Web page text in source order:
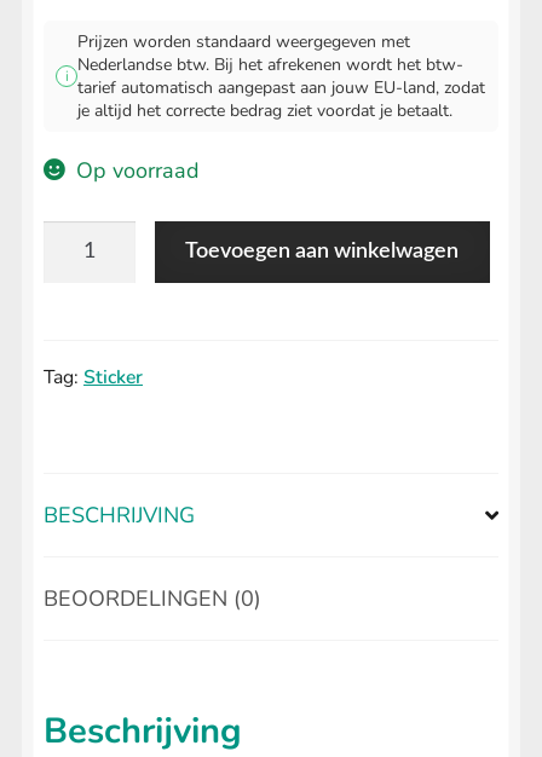
i
Prijzen worden standaard weergegeven met
Nederlandse btw. Bij het afrekenen wordt het btw-
tarief automatisch aangepast aan jouw EU-land, zodat
je altijd het correcte bedrag ziet voordat je betaalt.
Op voorraad
Magie
aantal
Toevoegen aan winkelwagen
Tag: Sticker
BESCHRIJVING
BEOORDELINGEN (0)
Beschrijving